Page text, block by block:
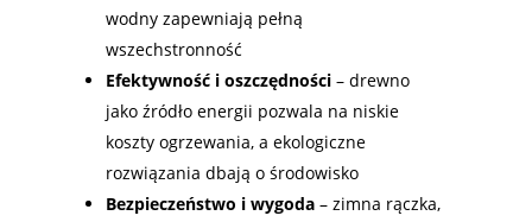
wodny zapewniają pełną
wszechstronność
Efektywność i oszczędności– drewno
jako źródło energii pozwala na niskie
koszty ogrzewania, a ekologiczne
rozwiązania dbają o środowisko
Bezpieczeństwo i wygoda– zimna rączka,